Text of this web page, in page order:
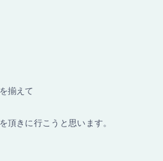
揃えて
頂きに行こうと思います。